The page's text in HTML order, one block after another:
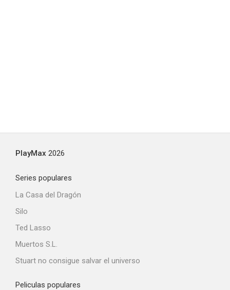
PlayMax 2026
Series populares
La Casa del Dragón
Silo
Ted Lasso
Muertos S.L.
Stuart no consigue salvar el universo
Peliculas populares